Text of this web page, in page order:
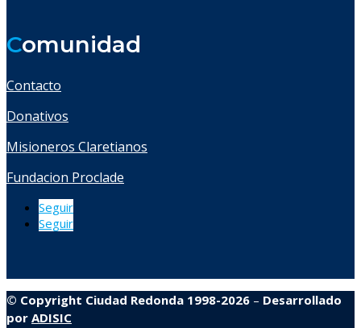
Comunidad
Contacto
Donativos
Misioneros Claretianos
Fundacion Proclade
Seguir
Seguir
© Copyright Ciudad Redonda 1998-2026 – Desarrollado
por ADISIC